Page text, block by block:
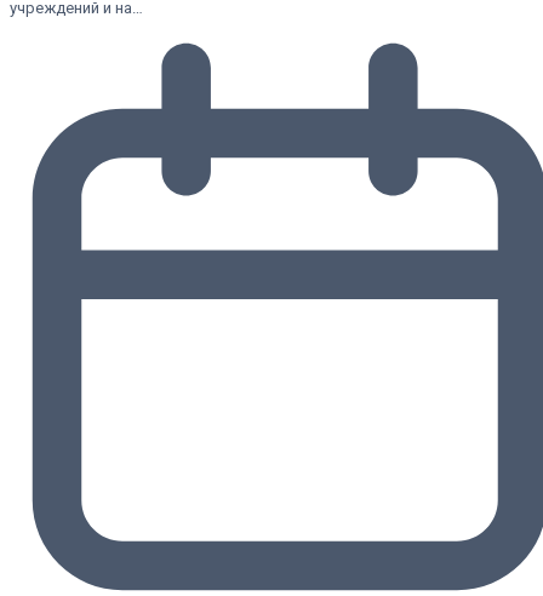
учреждений и на…